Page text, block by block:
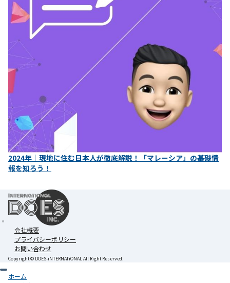
2024年｜現地に住む日本人が徹底解説！「マレーシア」の基礎情
報を知ろう！
会社概要
プライバシーポリシー
お問い合わせ
Copyright ©︎ DOES-iNTERNATiONAL All Right Reserved.
ホーム